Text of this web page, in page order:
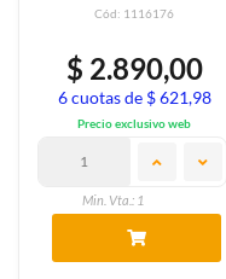
Cód: 1116176
$ 2.890,00
6 cuotas de $ 621,98
Precio exclusivo web
Min. Vta.: 1